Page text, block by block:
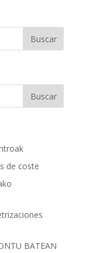
de coste
BATEAN